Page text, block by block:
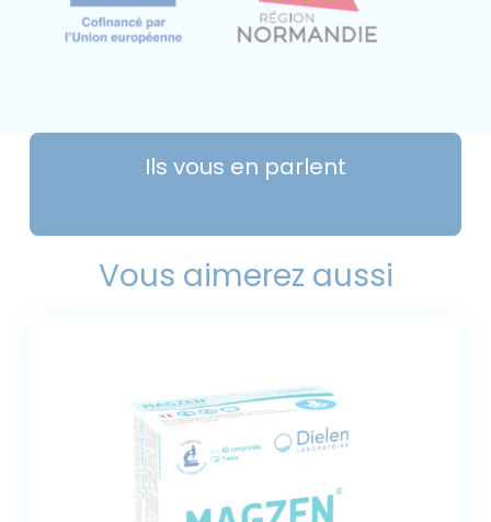
Ils vous en parlent
Vous aimerez aussi
Anti-stress*
Anti-fatigue*
Relaxant*